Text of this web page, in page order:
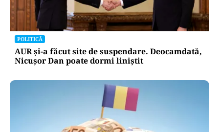
POLITICĂ
AUR și-a făcut site de suspendare. Deocamdată,
Nicușor Dan poate dormi liniștit